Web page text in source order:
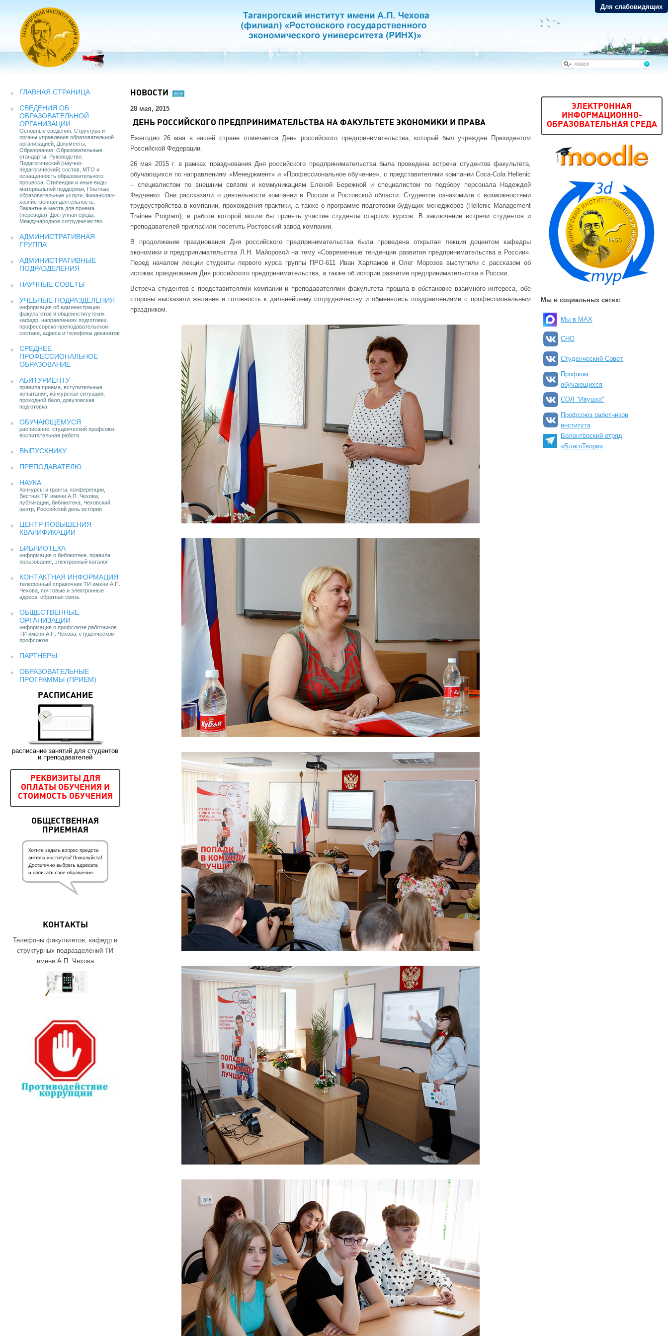
Для слабовидящих
ГЛАВНАЯ СТРАНИЦА
СВЕДЕНИЯ ОБ
ОБРАЗОВАТЕЛЬНОЙ
ОРГАНИЗАЦИИ
Основные сведения, Структура и
органы управления образовательной
организацией, Документы,
Образование, Образовательные
стандарты, Руководство.
Педагогический (научно-
педагогический) состав, МТО и
оснащенность образовательного
процесса, Стипендии и иные виды
материальной поддержки, Платные
образовательные услуги, Финансово-
хозяйственная деятельность,
Вакантные места для приема
(перевода), Доступная среда,
Международное сотрудничество
АДМИНИСТРАТИВНАЯ
ГРУППА
АДМИНИСТРАТИВНЫЕ
ПОДРАЗДЕЛЕНИЯ
НАУЧНЫЕ СОВЕТЫ
УЧЕБНЫЕ ПОДРАЗДЕЛЕНИЯ
информация об администрации
факультетов и общеинститутских
кафедр, направлениях подготовки,
профессорско-преподавательском
составе, адреса и телефоны деканатов
СРЕДНЕЕ
ПРОФЕССИОНАЛЬНОЕ
ОБРАЗОВАНИЕ
АБИТУРИЕНТУ
правила приема, вступительные
испытания, конкурсная ситуация,
проходной балл, довузовская
подготовка
ОБУЧАЮЩЕМУСЯ
расписание, студенческий профсоюз,
воспитательная работа
ВЫПУСКНИКУ
ПРЕПОДАВАТЕЛЮ
НАУКА
Конкурсы и гранты, конференции,
Вестник ТИ имени А.П. Чехова,
публикации, библиотека, Чеховский
центр, Российский день истории
ЦЕНТР ПОВЫШЕНИЯ
КВАЛИФИКАЦИИ
БИБЛИОТЕКА
информация о библиотеке, правила
пользования, электронный каталог
КОНТАКТНАЯ ИНФОРМАЦИЯ
телефонный справочник ТИ имени А.П.
Чехова, почтовые и электронные
адреса, обратная связь
ОБЩЕСТВЕННЫЕ
ОРГАНИЗАЦИИ
информация о профсоюзе работников
ТИ имени А.П. Чехова, студенческом
профсоюзе
ПАРТНЕРЫ
ОБРАЗОВАТЕЛЬНЫЕ
ПРОГРАММЫ (ПРИЕМ)
РАСПИСАНИЕ
расписание занятий для студентов
и преподавателей
РЕКВИЗИТЫ ДЛЯ
ОПЛАТЫ ОБУЧЕНИЯ И
СТОИМОСТЬ ОБУЧЕНИЯ
ОБЩЕСТВЕННАЯ
ПРИЕМНАЯ
КОНТАКТЫ
Телефоны факультетов, кафедр и
структурных подразделений ТИ
имени А.П. Чехова
НОВОСТИ все
28 мая, 2015
ДЕНЬ РОССИЙСКОГО ПРЕДПРИНИМАТЕЛЬСТВА НА ФАКУЛЬТЕТЕ ЭКОНОМИКИ И ПРАВА
Ежегодно 26 мая в нашей стране отмечается День российского предпринимательства, который был учрежден Президентом
Российской Федерации.
26 мая 2015 г. в рамках празднования Дня российского предпринимательства была проведена встреча студентов факультета,
обучающихся по направлениям «Менеджмент» и «Профессиональное обучение», с представителями компании Coca-Cola Hellenic
– специалистом по внешним связям и коммуникациям Еленой Бережной и специалистом по подбору персонала Надеждой
Федченко. Они рассказали о деятельности компании в России и Ростовской области. Студентов ознакомили с возможностями
трудоустройства в компании, прохождения практики, а также о программе подготовки будущих менеджеров (Hellenic Management
Trainee Program), в работе которой могли бы принять участие студенты старших курсов. В заключение встречи студентов и
преподавателей пригласили посетить Ростовский завод компании.
В продолжение празднования Дня российского предпринимательства была проведена открытая лекция доцентом кафедры
экономики и предпринимательства Л.Н. Майоровой на тему «Современные тенденции развития предпринимательства в России».
Перед началом лекции студенты первого курса группы ПРО-611 Иван Харламов и Олег Морозов выступили с рассказом об
истоках празднования Дня российского предпринимательства, а также об истории развития предпринимательства в России.
Встреча студентов с представителями компании и преподавателями факультета прошла в обстановке взаимного интереса, обе
стороны высказали желание и готовность к дальнейшему сотрудничеству и обменялись поздравлениями с профессиональным
праздником.
ЭЛЕКТРОННАЯ
ИНФОРМАЦИОННО-
ОБРАЗОВАТЕЛЬНАЯ СРЕДА
Мы в социальных сетях:
Мы в MAX
СНО
Студенческий Совет
Профком
обучающихся
СОЛ "Ивушка"
Профсоюз работников
института
Волонтёрский отряд
«БлагоТвори»